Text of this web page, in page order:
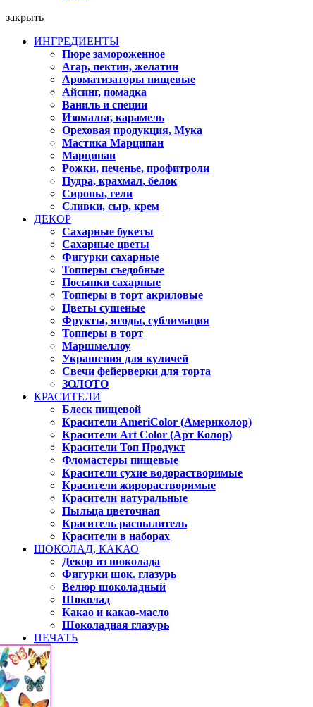
закрыть
ИНГРЕДИЕНТЫ
Пюре замороженное
Агар, пектин, желатин
Ароматизаторы пищевые
Айсинг, помадка
Ваниль и специи
Изомальт, карамель
Ореховая продукция, Мука
Мастика Марципан
Марципан
Рожки, печенье, профитроли
Пудра, крахмал, белок
Сиропы, гели
Сливки, сыр, крем
ДЕКОР
Сахарные букеты
Сахарные цветы
Фигурки сахарные
Топперы съедобные
Посыпки сахарные
Топперы в торт акриловые
Цветы сушеные
Фрукты, ягоды, сублимация
Топперы в торт
Маршмеллоу
Украшения для куличей
Свечи фейерверки для торта
ЗОЛОТО
КРАСИТЕЛИ
Блеск пищевой
Красители AmeriColor (Америколор)
Красители Art Color (Арт Колор)
Красители Топ Продукт
Фломастеры пищевые
Красители сухие водорастворимые
Красители жирорастворимые
Красители натуральные
Пыльца цветочная
Краситель распылитель
Красители в наборах
ШОКОЛАД, КАКАО
Декор из шоколада
Фигурки шок. глазурь
Велюр шоколадный
Шоколад
Какао и какао-масло
Шоколадная глазурь
ПЕЧАТЬ